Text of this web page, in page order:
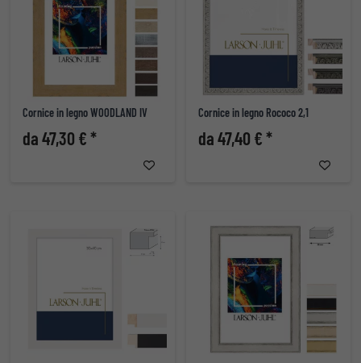
Cornice in legno WOODLAND IV
da 47,30 € *
Cornice in legno Rococo 2,1
da 47,40 € *